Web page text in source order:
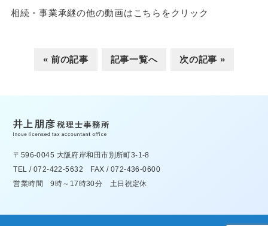
相続・事業承継の他の動画はこちらをクリック
« 前の記事 記事一覧へ 次の記事 »
〒596-0045 大阪府岸和田市別所町3-1-8
TEL / 072-422-5632 FAX / 072-436-0600
営業時間 9時～17時30分 土日祝定休